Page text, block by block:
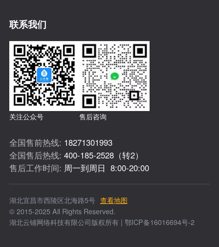
联系我们
关注公众号 售后咨询
全国售前热线: 18271301993
全国售后热线: 400-185-2528（转2）
售后工作时间: 周一到周日 8:00-20:00
湖北宜昌市西陵区北海路5号 查看地图
© 2015-2025 All Rights Reserved.
湖北云铺网络科技有限公司版权所有 | 鄂ICP备16016694号-2